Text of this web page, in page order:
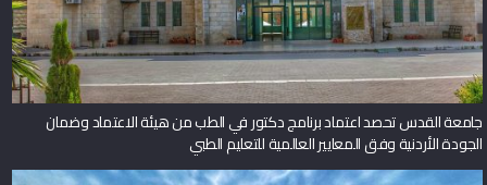
جامعة القدس تحصد اعتماد برنامج دكتور في الطب من هيئة الاعتماد وضمان
الجودة الأردنية وفق المعايير العالمية للتعليم الطبي